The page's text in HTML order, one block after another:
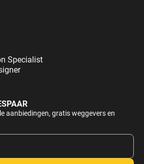
Specialist
aanbiedingen, gratis weggevers en